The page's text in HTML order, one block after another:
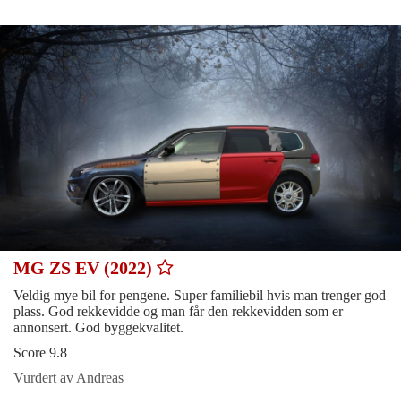
MG ZS EV (2022)
Veldig mye bil for pengene. Super familiebil hvis man trenger god
plass. God rekkevidde og man får den rekkevidden som er
annonsert. God byggekvalitet.
Score 9.8
Vurdert av Andreas